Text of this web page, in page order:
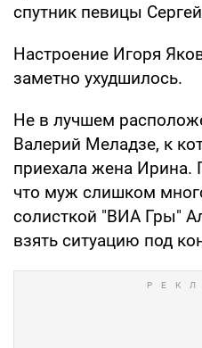
спутник певицы
Настроение Игоря
заметно ухудшилось.
Не в лучшем
Валерий Меладзе, к
приехала жена Ирина.
что муж слишком
солисткой "ВИА Гры"
взять ситуацию под